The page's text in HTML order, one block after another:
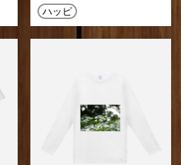
ハッピ